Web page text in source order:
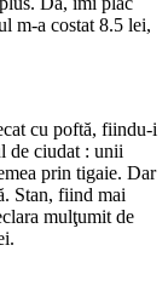
m-a costat 8.5 lei,
cu poftă, fiindu-i
de ciudat : unii
prin tigaie. Dar
Stan, fiind mai
mulţumit de